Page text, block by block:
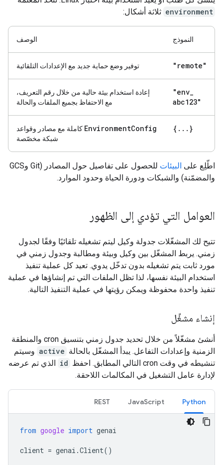
environment ثلاثة أشكال:
النموذج الوصف
"remote" توفير وضع حماية جديد مع الإعدادات التلقائية
"env_
abc123"
إعادة استخدام بيئة حالية من خلال رقم التعريف،
مع الاحتفاظ بجميع الملفات والحالة
{ . . . }
EnvironmentConfig
كاملة مع مصادر وقواعد
شبكة مخصّصة
اطّلِع على البيئات
للحصول على تفاصيل حول المصادر (Git وGCS
والمضمّنة) والشبكات ودورة الحياة وحدود الموارد.
العوامل التي تؤدي إلى الظهور
تتيح لك المشغّلات جدولة وكيل ليتم تشغيله تلقائيًا وفقًا لجدول
زمني. يربط المشغّل بين وكيل وبيئة ومطالبة وجدول زمني في
مورد ثابت يتم تشغيله بدون تدخّل يدوي. تعيد كل عملية تنفيذ
استخدام البيئة نفسها، لذا تظل الملفات التي تم إنشاؤها في عملية
تنفيذ واحدة محفوظة ويمكن رؤيتها في عملية التنفيذ التالية.
إنشاء مشغِّل
أنشئ مشغّلاً من خلال تحديد جدول زمني بتنسيق cron والمنطقة
الزمنية وإعدادات التفاعل. يبدأ المشغّل بالحالة active وسيتم
تنشيطه في وقت cron التالي المطابق. احفظ
id الذي تم عرضه
لإدارة عامل التشغيل في المكالمات اللاحقة.
Python
JavaScript
REST
from google import genai
client = genai .Client()